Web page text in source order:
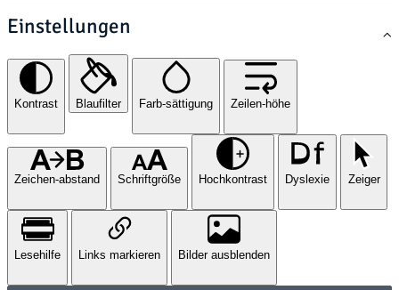
Einstellungen
Kontrast Blaufilter Farb-sättigung Zeilen-höhe
Zeichen-abstand Schriftgröße Hochkontrast Dyslexie Zeiger
Lesehilfe Links markieren Bilder ausblenden